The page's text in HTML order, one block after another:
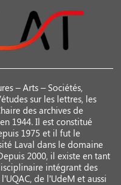
– Arts – Sociétés,
sur les lettres, les
des archives de
1944. Il est constitué
1975 et il fut le
Laval dans le domaine
2000, il existe en tant
intégrant des
de l’UdeM et aussi